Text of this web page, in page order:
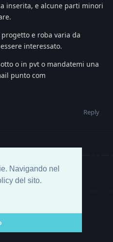
Navigando nel
del sito.
inserita, e alcune parti minori
e roba varia da
interessato.
o in pvt o mandatemi una
punto com
Reply